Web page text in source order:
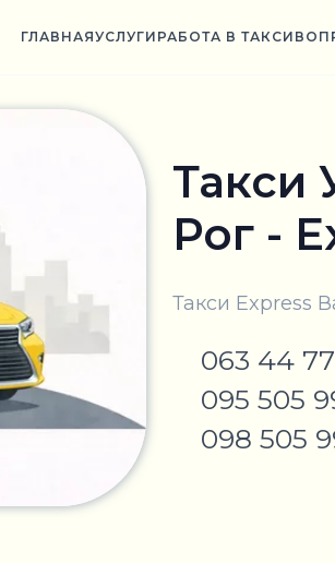
ГЛАВНАЯУСЛУГИ РАБОТА В ТАКСИ
Такси
Рог -
Такси Express
063 44
095 505
098 505